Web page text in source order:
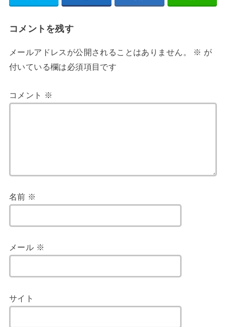
コメントを残す
メールアドレスが公開されることはありません。 ※ が
付いている欄は必須項目です
コメント ※
名前 ※
メール ※
サイト